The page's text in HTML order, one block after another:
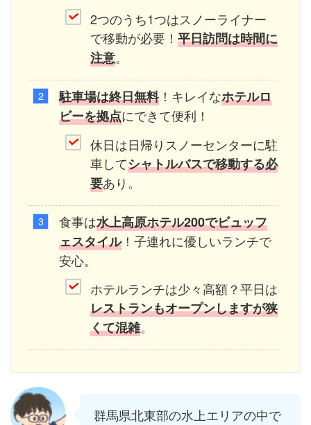
2つのうち1つはスノーライナー
で移動が必要！ 平日訪問は時間に
注意。
駐車場は終日無料！キレイなホテルロ
ビーを拠点にできて便利！
休日は日帰りスノーセンターに駐
車してシャトルバスで移動する必
要あり。
食事は水上高原ホテル200でビュッフ
ェスタイル！子連れに優しいランチで
安心。
ホテルランチは少々高額？平日は
レストランもオープンしますが狭
くて混雑。
群馬県北東部の水上エリアの中で